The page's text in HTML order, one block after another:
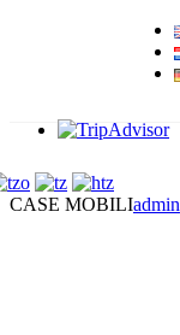
CASE MOBILIadmin